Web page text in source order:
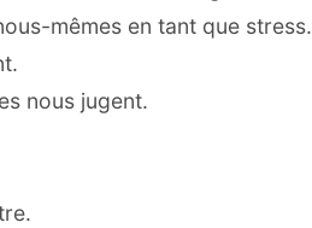
mêmes en tant que stress.
nous jugent.